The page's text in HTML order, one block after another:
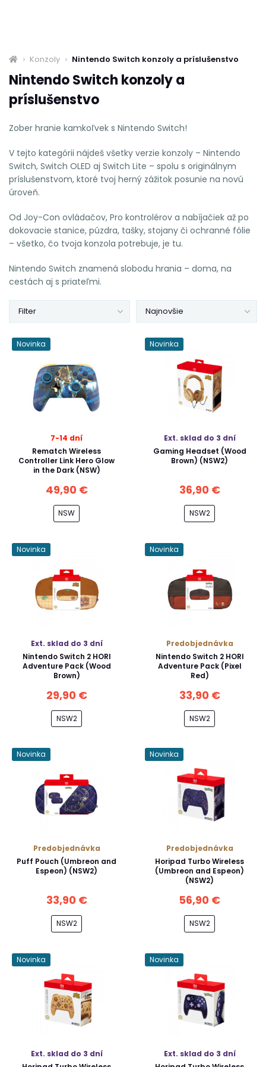
Konzoly Nintendo Switch konzoly a príslušenstvo
Nintendo Switch konzoly a
príslušenstvo
Zober hranie kamkoľvek s Nintendo Switch!
V tejto kategórii nájdeš všetky verzie konzoly – Nintendo
Switch, Switch OLED aj Switch Lite – spolu s originálnym
príslušenstvom, ktoré tvoj herný zážitok posunie na novú
úroveň.
Od Joy-Con ovládačov, Pro kontrolérov a nabíjačiek až po
dokovacie stanice, púzdra, tašky, stojany či ochranné fólie
– všetko, čo tvoja konzola potrebuje, je tu.
Nintendo Switch znamená slobodu hrania – doma, na
cestách aj s priateľmi.
Najnovšie
Filter
Novinka
7-14 dní
Rematch Wireless
Controller Link Hero Glow
in the Dark (NSW)
49,90 €
NSW
Novinka
Ext. sklad do 3 dní
Gaming Headset (Wood
Brown) (NSW2)
36,90 €
NSW2
Novinka
Ext. sklad do 3 dní
Nintendo Switch 2 HORI
Adventure Pack (Wood
Brown)
29,90 €
NSW2
Novinka
Predobjednávka
Nintendo Switch 2 HORI
Adventure Pack (Pixel
Red)
33,90 €
NSW2
Novinka
Predobjednávka
Puff Pouch (Umbreon and
Espeon) (NSW2)
33,90 €
NSW2
Novinka
Predobjednávka
Horipad Turbo Wireless
(Umbreon and Espeon)
(NSW2)
56,90 €
NSW2
Novinka
Ext. sklad do 3 dní
Novinka
Ext. sklad do 3 dní